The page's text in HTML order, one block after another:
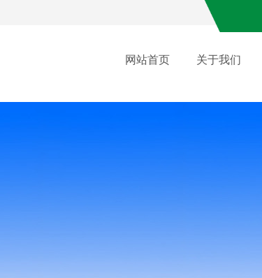
网站首页 关于我们